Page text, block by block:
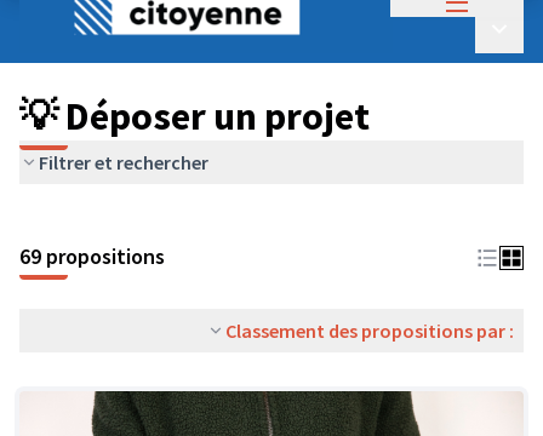
Budget Participatif ADULTE 2024
💡 Déposer un projet
💡 Déposer un projet
Filtrer et rechercher
69 propositions
Classement des propositions par :